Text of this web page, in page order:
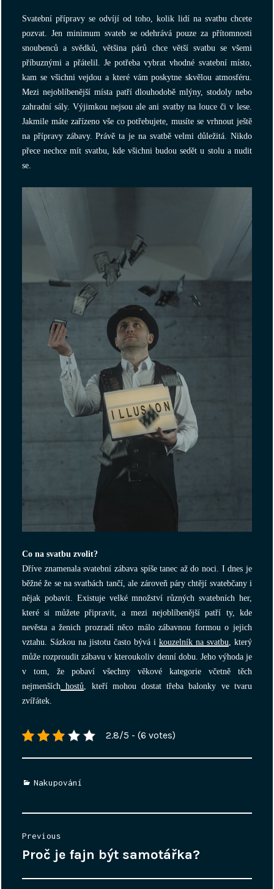
Svatební přípravy se odvíjí od toho, kolik lidí na svatbu chcete
pozvat. Jen minimum svateb se odehrává pouze za přítomnosti
snoubenců a svědků, většina párů chce větší svatbu se všemi
příbuznými a přátelil. Je potřeba vybrat vhodné svatební místo,
kam se všichni vejdou a které vám poskytne skvělou atmosféru.
Mezi nejoblíbenější místa patří dlouhodobě mlýny, stodoly nebo
zahradní sály. Výjimkou nejsou ale ani svatby na louce či v lese.
Jakmile máte zařízeno vše co potřebujete, musíte se vrhnout ještě
na přípravy zábavy. Právě ta je na svatbě velmi důležitá. Nikdo
přece nechce mít svatbu, kde všichni budou sedět u stolu a nudit
se.
Co na svatbu zvolit?
Dříve znamenala svatební zábava spíše tanec až do noci. I dnes je
běžné že se na svatbách tančí, ale zároveň páry chtějí svatebčany i
nějak pobavit. Existuje velké množství různých svatebních her,
které si můžete připravit, a mezi nejoblíbenější patří ty, kde
nevěsta a ženich prozradí něco málo zábavnou formou o jejich
vztahu. Sázkou na jistotu často bývá i kouzelník na svatbu, který
může rozproudit zábavu v kteroukoliv denní dobu. Jeho výhoda je
v tom, že pobaví všechny věkové kategorie včetně těch
nejmenších hostů, kteří mohou dostat třeba balonky ve tvaru
zvířátek.
2.8/5 - (6 votes)
Categories
Nakupování
Previous
Previous
Proč je fajn být samotářka?